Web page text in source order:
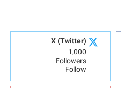
X (Twitter)
1,000
Followers
Follow